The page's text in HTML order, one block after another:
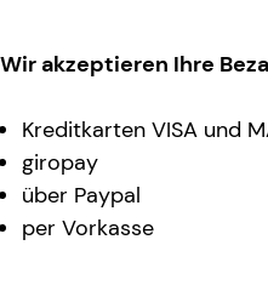
Wir akzeptieren Ihre
Kreditkarten VISA und
giropay
über Paypal
per Vorkasse